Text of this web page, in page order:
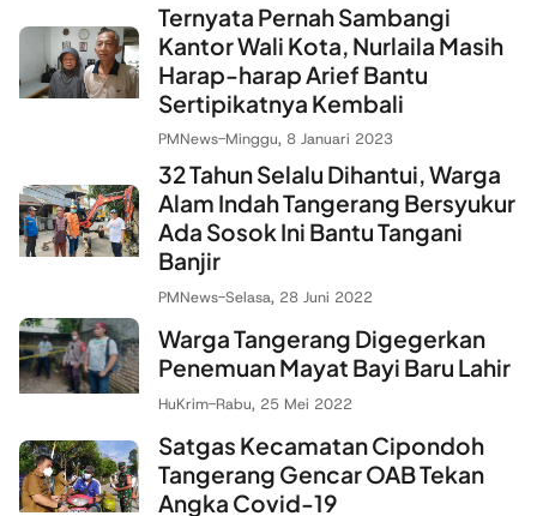
Ternyata Pernah Sambangi
Kantor Wali Kota, Nurlaila Masih
Harap-harap Arief Bantu
Sertipikatnya Kembali
PMNews-Minggu, 8 Januari 2023
32 Tahun Selalu Dihantui, Warga
Alam Indah Tangerang Bersyukur
Ada Sosok Ini Bantu Tangani
Banjir
PMNews-Selasa, 28 Juni 2022
Warga Tangerang Digegerkan
Penemuan Mayat Bayi Baru Lahir
HuKrim-Rabu, 25 Mei 2022
Satgas Kecamatan Cipondoh
Tangerang Gencar OAB Tekan
Angka Covid-19